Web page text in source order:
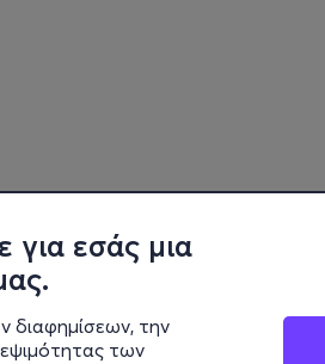
εσάς μια
διαφημίσεων, την
των